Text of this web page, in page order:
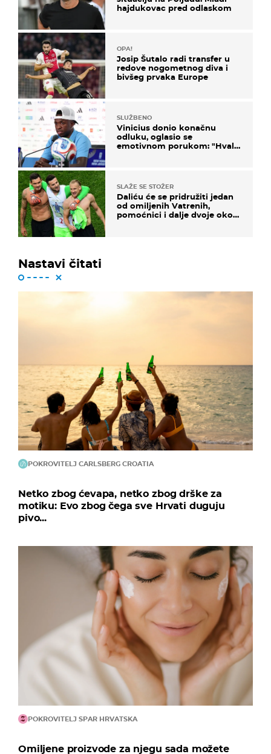
hajdukovac pred odlaskom
OPA!
Josip Šutalo radi transfer u
redove nogometnog diva i
bivšeg prvaka Europe
SLUŽBENO
Vinicius donio konačnu
odluku, oglasio se
emotivnom porukom: "Hvala
SLAŽE SE STOŽER
Daliću će se pridružiti jedan
od omiljenih Vatrenih,
pomoćnici i dalje dvoje oko
Nastavi čitati
POKROVITELJ CARLSBERG CROATIA
Netko zbog ćevapa, netko zbog drške za
motiku: Evo zbog čega sve Hrvati duguju
pivo...
POKROVITELJ SPAR HRVATSKA
Omiljene proizvode za njegu sada možete